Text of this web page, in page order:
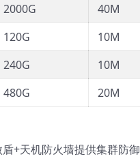
2000G 40M
120G 10M
240G 10M
480G 20M
+天机防火墙提供集群防御